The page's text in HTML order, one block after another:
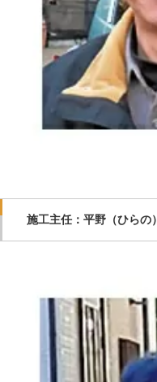
施工主任：平野（ひらの）